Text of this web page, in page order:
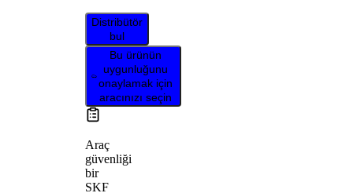
Distribütör
bul
Bu ürünün
uygunluğunu
onaylamak için
aracınızı seçin
Araç
güvenliği
bir
SKF